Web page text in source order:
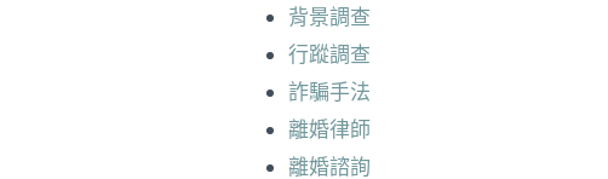
背景調查
行蹤調查
詐騙手法
離婚律師
離婚諮詢